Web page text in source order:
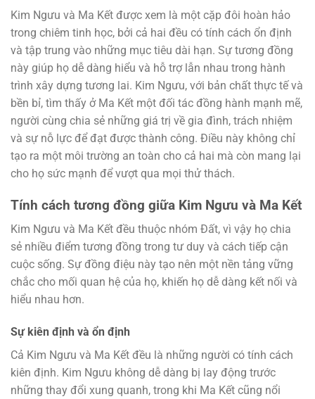
Kim Ngưu và Ma Kết được xem là một cặp đôi hoàn hảo
trong chiêm tinh học, bởi cả hai đều có tính cách ổn định
và tập trung vào những mục tiêu dài hạn. Sự tương đồng
này giúp họ dễ dàng hiểu và hỗ trợ lẫn nhau trong hành
trình xây dựng tương lai. Kim Ngưu, với bản chất thực tế và
bền bỉ, tìm thấy ở Ma Kết một đối tác đồng hành mạnh mẽ,
người cùng chia sẻ những giá trị về gia đình, trách nhiệm
và sự nỗ lực để đạt được thành công. Điều này không chỉ
tạo ra một môi trường an toàn cho cả hai mà còn mang lại
cho họ sức mạnh để vượt qua mọi thử thách.
Tính cách tương đồng giữa Kim Ngưu và Ma Kết
Kim Ngưu và Ma Kết đều thuộc nhóm Đất, vì vậy họ chia
sẻ nhiều điểm tương đồng trong tư duy và cách tiếp cận
cuộc sống. Sự đồng điệu này tạo nên một nền tảng vững
chắc cho mối quan hệ của họ, khiến họ dễ dàng kết nối và
hiểu nhau hơn.
Sự kiên định và ổn định
Cả Kim Ngưu và Ma Kết đều là những người có tính cách
kiên định. Kim Ngưu không dễ dàng bị lay động trước
những thay đổi xung quanh, trong khi Ma Kết cũng nổi